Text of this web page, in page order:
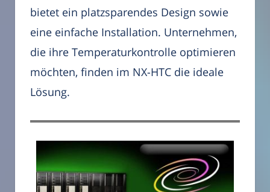
bietet ein platzsparendes Design sowie
eine einfache Installation. Unternehmen,
die ihre Temperaturkontrolle optimieren
möchten, finden im NX-HTC die ideale
Lösung.